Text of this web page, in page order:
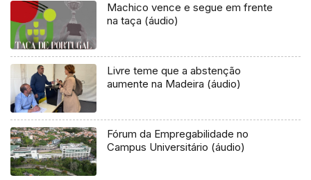
Machico vence e segue em frente
na taça (áudio)
Livre teme que a abstenção
aumente na Madeira (áudio)
Fórum da Empregabilidade no
Campus Universitário (áudio)